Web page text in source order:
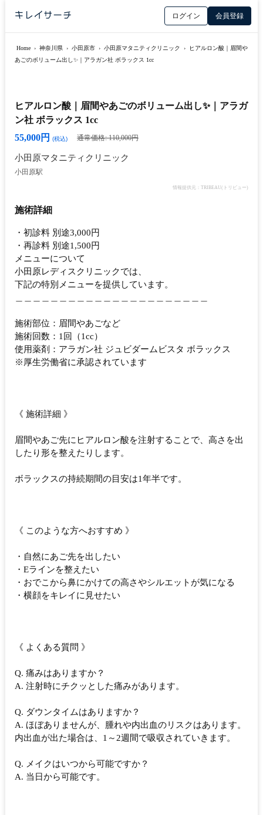
ログイン 会員登録
Home › 神奈川県 › 小田原市 › 小田原マタニティクリニック ›
ヒアルロン酸｜眉間や
あごのボリューム出し✨｜アラガン社 ボラックス 1cc
ヒアルロン酸｜眉間やあごのボリューム出し✨｜アラガ
ン社 ボラックス 1cc
55,000円
(税込) 通常価格: 110,000円
小田原マタニティクリニック
小田原駅
情報提供元：TRIBEAU(トリビュー)
施術詳細
・初診料 別途3,000円
・再診料 別途1,500円
メニューについて
小田原レディスクリニックでは、
下記の特別メニューを提供しています。
施術部位：眉間やあごなど
施術回数：1回（1cc）
使用薬剤：アラガン社 ジュビダームビスタ ボラックス
※厚生労働省に承認されています
《 施術詳細 》
眉間やあご先にヒアルロン酸を注射することで、高さを出
したり形を整えたりします。
ボラックスの持続期間の目安は1年半です。
《 このような方へおすすめ 》
・自然にあご先を出したい
・Eラインを整えたい
・おでこから鼻にかけての高さやシルエットが気になる
・横顔をキレイに見せたい
《 よくある質問 》
Q. 痛みはありますか？
A. 注射時にチクッとした痛みがあります。
Q. ダウンタイムはありますか？
A. ほぼありませんが、腫れや内出血のリスクはあります。
内出血が出た場合は、1～2週間で吸収されていきます。
Q. メイクはいつから可能ですか？
A. 当日から可能です。